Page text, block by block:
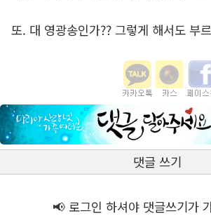
또. 대 영광송인가?? 그렇게 해서도 부
댓글 쓰기
📢 로그인 하셔야 댓글쓰기가